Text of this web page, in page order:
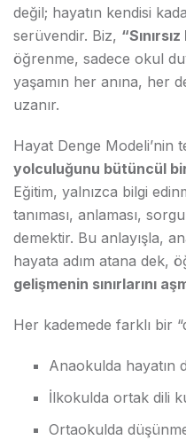
değil; hayatın kendisi
serüvendir. Biz,
öğrenme, sadece okul
yaşamın her anına, her
uzanır.
Hayat Denge Modeli’nin
yolculuğunu bütüncül
Eğitim, yalnızca bilgi
tanıması, anlaması,
demektir. Bu anlayışla,
hayata adım atana dek,
gelişmenin sınırlarını
Her kademede farklı bir
Anaokulda hayatın
İlkokulda ortak dili
Ortaokulda